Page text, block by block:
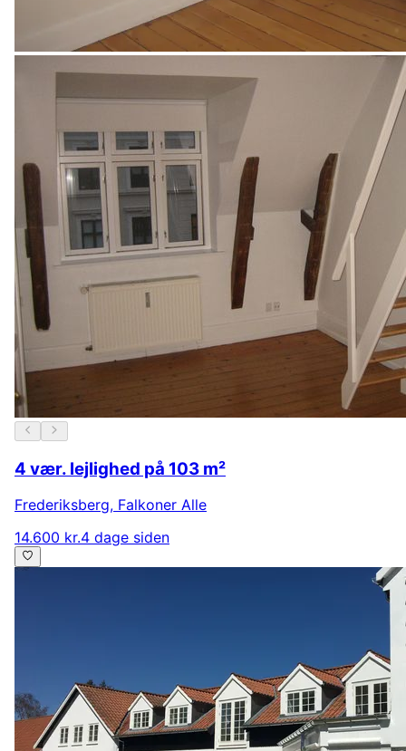
4 vær. lejlighed på 103 m²
Frederiksberg, Falkoner Alle
14.600 kr.4 dage siden